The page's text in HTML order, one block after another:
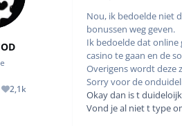
2,1k
Reputation
Nou, ik bedoelde niet
bonussen weg geven.
Ik bedoelde dat online
casino te gaan en de
Overigens wordt deze
Sorry voor de
Okay dan is t
Vond je al niet t type